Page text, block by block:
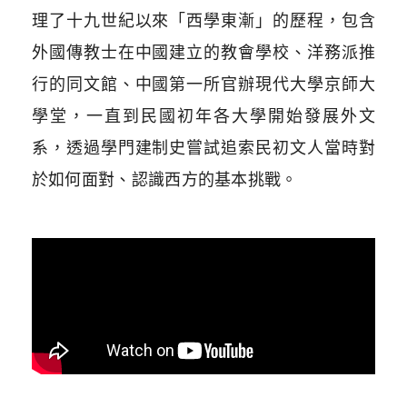
理了十九世紀以來「西學東漸」的歷程，包含
外國傳教士在中國建立的教會學校、洋務派推
行的同文館、中國第一所官辦現代大學京師大
學堂，一直到民國初年各大學開始發展外文
系，透過學門建制史嘗試追索民初文人當時對
於如何面對、認識西方的基本挑戰。